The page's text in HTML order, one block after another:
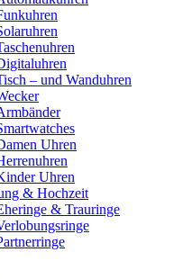
– und Wanduhren
Uhren
Uhren
& Hochzeit
& Trauringe